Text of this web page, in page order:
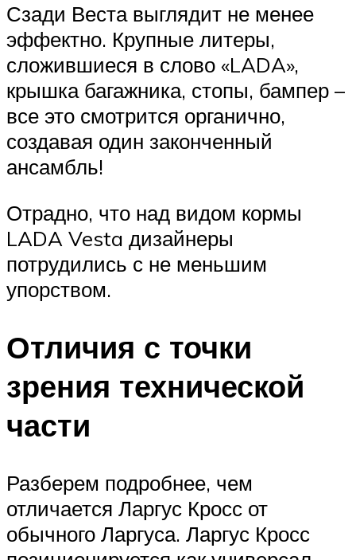
Сзади Веста выглядит не менее
эффектно. Крупные литеры,
сложившиеся в слово «LADA»,
крышка багажника, стопы, бампер –
все это смотрится органично,
создавая один законченный
ансамбль!
Отрадно, что над видом кормы
LADA Vesta дизайнеры
потрудились с не меньшим
упорством.
Отличия с точки
зрения технической
части
Разберем подробнее, чем
отличается Ларгус Кросс от
обычного Ларгуса. Ларгус Кросс